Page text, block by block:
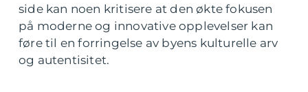
side kan noen kritisere at den økte fokusen
på moderne og innovative opplevelser kan
føre til en forringelse av byens kulturelle arv
og autentisitet.